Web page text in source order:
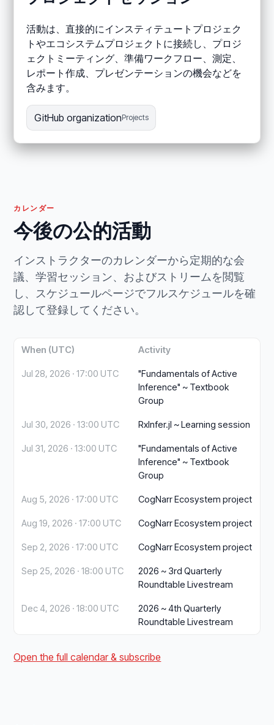
活動は、直接的にインスティテュートプロジェク
トやエコシステムプロジェクトに接続し、プロジ
ェクトミーティング、準備ワークフロー、測定、
レポート作成、プレゼンテーションの機会などを
含みます。
GitHub organizationProjects
カレンダー
今後の公的活動
インストラクターのカレンダーから定期的な会
議、学習セッション、およびストリームを閲覧
し、スケジュールページでフルスケジュールを確
認して登録してください。
When (UTC) Activity
Jul 28, 2026 · 17:00 UTC
"Fundamentals of Active
Inference" ~ Textbook
Group
Jul 30, 2026 · 13:00 UTC RxInfer.jl ~ Learning session
Jul 31, 2026 · 13:00 UTC
"Fundamentals of Active
Inference" ~ Textbook
Group
Aug 5, 2026 · 17:00 UTC CogNarr Ecosystem project
Aug 19, 2026 · 17:00 UTC CogNarr Ecosystem project
Sep 2, 2026 · 17:00 UTC CogNarr Ecosystem project
Sep 25, 2026 · 18:00 UTC
2026 ~ 3rd Quarterly
Roundtable Livestream
Dec 4, 2026 · 18:00 UTC
2026 ~ 4th Quarterly
Roundtable Livestream
Open the full calendar & subscribe